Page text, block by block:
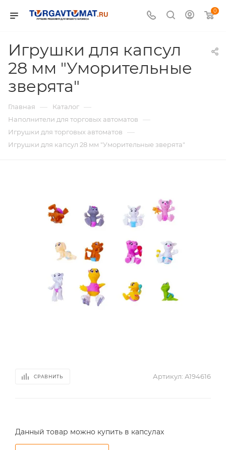
0
Игрушки для капсул
28 мм "Уморительные
зверята"
Главная — Каталог —
Наполнители для торговых автоматов —
Игрушки для торговых автоматов —
Игрушки для капсул 28 мм "Уморительные зверята"
СРАВНИТЬ Артикул: А194616
Данный товар можно купить в капсулах